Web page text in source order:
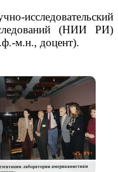
исследовательский
(НИИ РИ)
м.н., доцент).